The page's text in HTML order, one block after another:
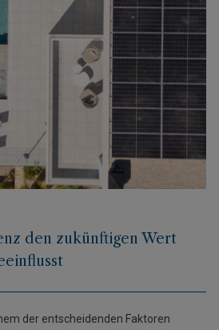
den zukünftigen Wert
der entscheidenden Faktoren